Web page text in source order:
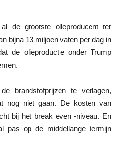
de grootste olieproducent ter
bijna 13 miljoen vaten per dag in
de olieproductie onder Trump
brandstofprijzen te verlagen,
nog niet gaan. De kosten van
bij het break even -niveau. En
pas op de middellange termijn